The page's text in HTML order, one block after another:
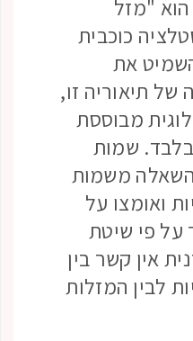
הלא הוא "מזל
כוכבית
את
תיאוריה זו,
מבוססת
בלבד. שמות
משמות
ואומצו על
על פי שיטת
אין קשר בין
לבין המזלות